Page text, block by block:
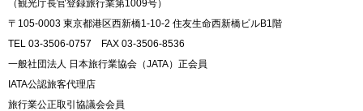
（観光庁長官登録旅行業第1009号）
〒105-0003 東京都港区西新橋1-10-2 住友生命西新橋ビルB1階
TEL 03-3506-0757 FAX 03-3506-8536
一般社団法人 日本旅行業協会（JATA）正会員
IATA公認旅客代理店
旅行業公正取引協議会会員